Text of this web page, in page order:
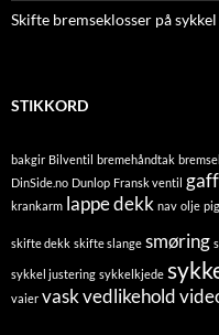
Skifte bremseklosser på
STIKKORD
bakgir Bilventil bremehåndtak
DinSide.no Dunlop Fransk ventil
krankarm lappe dekk nav olje
skifte dekk skifte slange smøring
sykkel justering sykkelkjede
vaier vaskvedlikehold